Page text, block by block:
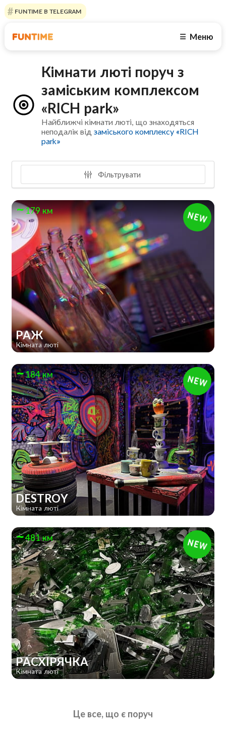
FUNTIME В TELEGRAM
☰ Меню
Кімнати люті поруч з
заміським комплексом
«RICH park»
Найближчі кімнати люті, що знаходяться
неподалік відзаміського комплексу «RICH
park»
Фільтрувати
179 км
РАЖ
Кімната люті
184 км
DESTROY
Кімната люті
481 км
РАСХІРЯЧКА
Кімната люті
Це все, що є поруч